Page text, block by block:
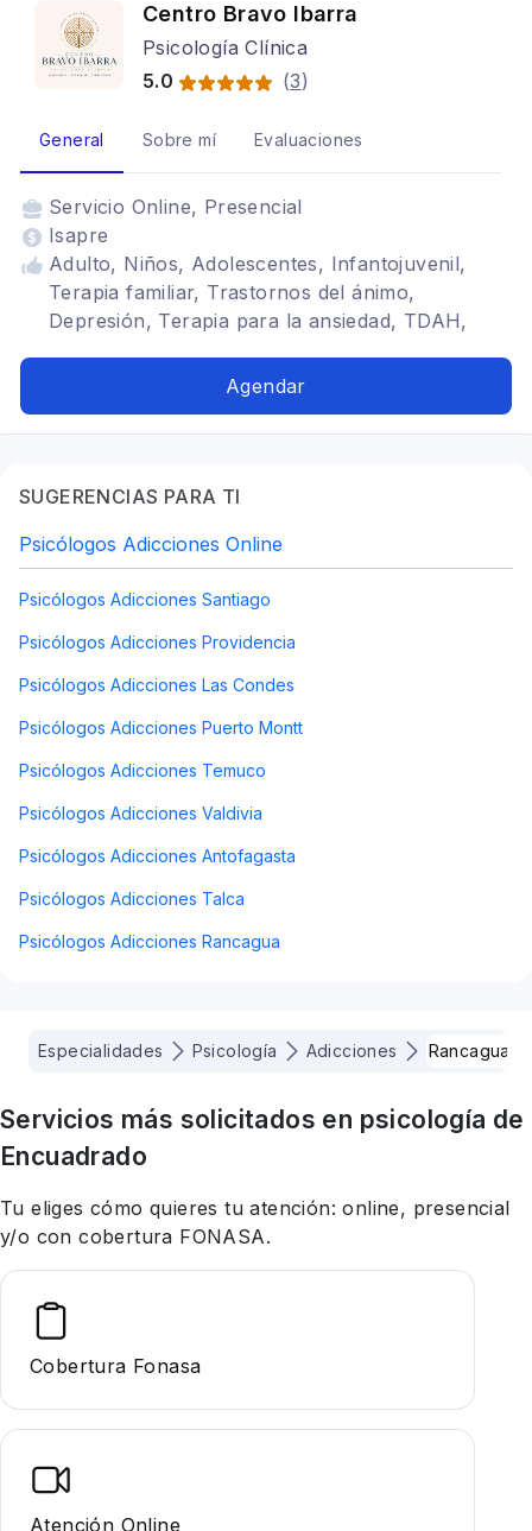
Centro Bravo Ibarra
Psicología Clínica
5.0
(3)
General Sobre mí Evaluaciones
Servicio Online, Presencial
Isapre
Adulto, Niños, Adolescentes, Infantojuvenil,
Terapia familiar, Trastornos del ánimo,
Depresión, Terapia para la ansiedad, TDAH,
Trastornos alimenticios TCA, Cognitivo
Agendar
SUGERENCIAS PARA TI
Psicólogos Adicciones Online
Psicólogos Adicciones Santiago
Psicólogos Adicciones Providencia
Psicólogos Adicciones Las Condes
Psicólogos Adicciones Puerto Montt
Psicólogos Adicciones Temuco
Psicólogos Adicciones Valdivia
Psicólogos Adicciones Antofagasta
Psicólogos Adicciones Talca
Psicólogos Adicciones Rancagua
Especialidades Psicología Adicciones Rancagua
Servicios más solicitados en psicología de
Encuadrado
Tu eliges cómo quieres tu atención: online, presencial
y/o con cobertura FONASA.
Cobertura Fonasa
Atención Online